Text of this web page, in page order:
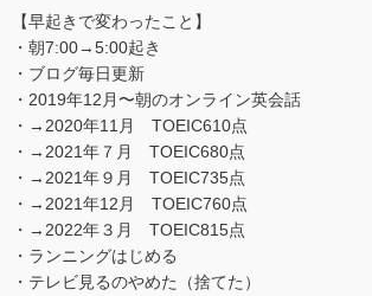
【早起きで変わったこと】
・朝7:00→5:00起き
・ブログ毎日更新
・2019年12月〜朝のオンライン英会話
・→2020年11月 TOEIC610点
・→2021年７月 TOEIC680点
・→2021年９月 TOEIC735点
・→2021年12月 TOEIC760点
・→2022年３月 TOEIC815点
・ランニングはじめる
・テレビ見るのやめた（捨てた）